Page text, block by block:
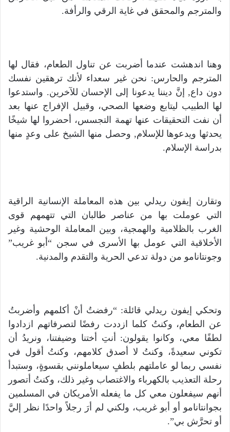
والمترجم والمحقق في غاية الرقي والرأفة.
وهنا اندهشت عندما أضربت عن تناول الطعام، فقال لها
المترجم والحارس: نحن غير سعداء لأنك ترهقين نفسك
دون داع, إنَّ ديننا يدعونا إلى الإحسان للآخرين. واستدعوا
لها الطبيب ليتابع وضعها الصحي، وقبيل الإفراج عنها بعد
أن نفت التحقيقات عنها تهمة التجسس، أحضروا لها شيخًا
يحدثها ويدعوها للإسلام, وحصل منها الشيخ على وعدٍ منها
بدراسة الإسلام.
وتقارن إيفون ريدلي بين هذه المعاملة الإنسانية الراقية
التي عوملت بها من عناصر طالبان التي تتهمهم قوى
الغرب بالظلامية والهمجية، وبين المعاملة الوحشية وغير
الأخلاقية التي عومل بها الأسرى في سجن “أبو غريب”
وجونتانامو من دولة تدعي الحرية والتقدم والمدنية.
وتحكي إيفون ريدلي قائلة: “رفضتُ أنْ أكلمهم وأضربتُ
عن الطعام، وكنتُ كلما ازددت رفضًا لتصرفاتهم ازدادوا
لطفًا معي، وكانوا يقولون: أنتِ أختنا وضيفتنا، ونريدُ أن
تكوني سعيدةً، وكنتُ لا أصدق كلامهم، وكنتُ أقول في
نفسي ربما لو عاملتهم بلطفٍ سيعاملونني بقسوةٍ، وستبدأ
رحلة التعذيب بالكهرباء والاغتصاب وغير ذلك، وكنتُ أتصور
أنهم سيفعلون معي كل ما يفعله الأمريكان في المسلمين
بجوانتانامو أو أبو غريب، ولكني لم أرَ رجلاً واحدًا نظر إليَّ
أو تحرَّش بي”.